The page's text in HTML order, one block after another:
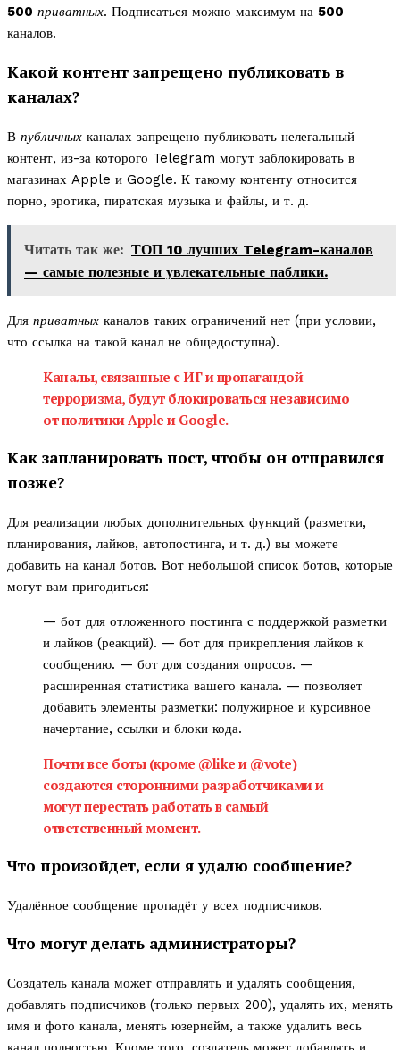
500 приватных. Подписаться можно максимум на 500
каналов.
Какой контент запрещено публиковать в
каналах?
В публичных каналах запрещено публиковать нелегальный
контент, из-за которого Telegram могут заблокировать в
магазинах Apple и Google. К такому контенту относится
порно, эротика, пиратская музыка и файлы, и т. д.
Читать так же: ТОП 10 лучших Telegram-каналов
— самые полезные и увлекательные паблики.
Для приватных каналов таких ограничений нет (при условии,
что ссылка на такой канал не общедоступна).
Каналы, связанные с ИГ и пропагандой
терроризма, будут блокироваться независимо
от политики Apple и Google.
Как запланировать пост, чтобы он отправился
позже?
Для реализации любых дополнительных функций (разметки,
планирования, лайков, автопостинга, и т. д.) вы можете
добавить на канал ботов. Вот небольшой список ботов, которые
могут вам пригодиться:
— бот для отложенного постинга с поддержкой разметки
и лайков (реакций). — бот для прикрепления лайков к
сообщению. — бот для создания опросов. —
расширенная статистика вашего канала. — позволяет
добавить элементы разметки: полужирное и курсивное
начертание, ссылки и блоки кода.
Почти все боты (кроме @like и @vote)
создаются сторонними разработчиками и
могут перестать работать в самый
ответственный момент.
Что произойдет, если я удалю сообщение?
Удалённое сообщение пропадёт у всех подписчиков.
Что могут делать администраторы?
Создатель канала может отправлять и удалять сообщения,
добавлять подписчиков (только первых 200), удалять их, менять
имя и фото канала, менять юзернейм, а также удалить весь